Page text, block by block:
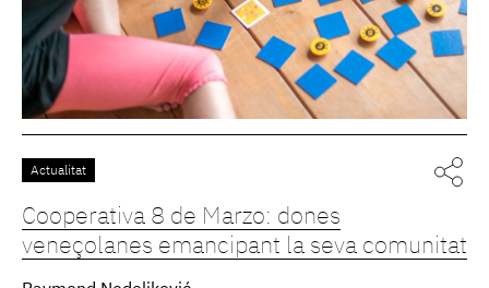
Actualitat
Cooperativa 8 de Marzo: dones
veneçolanes emancipant la seva comunitat